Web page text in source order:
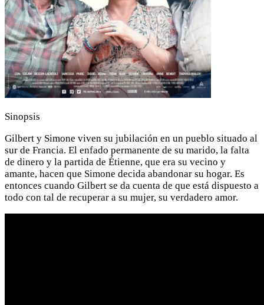
Sinopsis
Gilbert y Simone viven su jubilación en un pueblo situado al
sur de Francia. El enfado permanente de su marido, la falta
de dinero y la partida de Étienne, que era su vecino y
amante, hacen que Simone decida abandonar su hogar. Es
entonces cuando Gilbert se da cuenta de que está dispuesto a
todo con tal de recuperar a su mujer, su verdadero amor.